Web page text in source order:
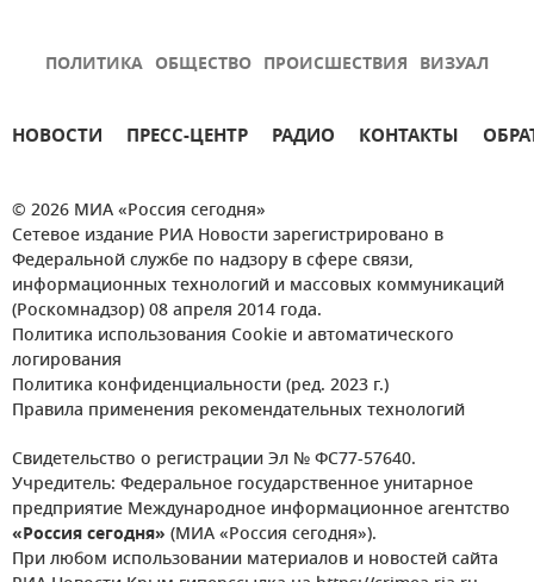
ПОЛИТИКА ОБЩЕСТВО ПРОИСШЕСТВИЯ ВИЗУАЛ
НОВОСТИ ПРЕСС-ЦЕНТР РАДИО КОНТАКТЫ
© 2026 МИА «Россия сегодня»
Сетевое издание РИА Новости зарегистрировано в
Федеральной службе по надзору в сфере связи,
информационных технологий и массовых коммуникаций
(Роскомнадзор) 08 апреля 2014 года.
Политика использования Cookie и автоматического
логирования
Политика конфиденциальности (ред. 2023 г.)
Правила применения рекомендательных технологий
Свидетельство о регистрации Эл № ФС77-57640.
Учредитель: Федеральное государственное унитарное
предприятие Международное информационное агентство
«Россия сегодня» (МИА «Россия сегодня»).
При любом использовании материалов и новостей сайта